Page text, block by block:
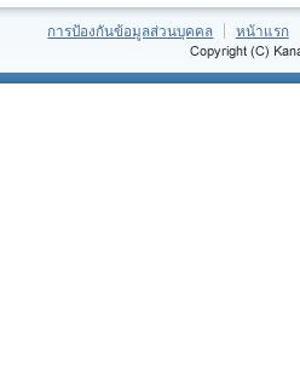
การป้องกันข้อมูลส่วนบุคคล หน้าแรก